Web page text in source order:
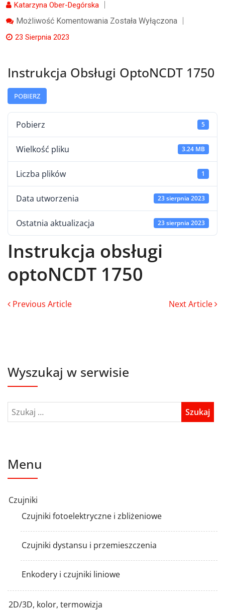
Katarzyna Ober-Degórska
Możliwość Komentowania Instrukcja
Została Wyłączona
23 Sierpnia 2023
Instrukcja Obsługi OptoNCDT 1750
POBIERZ
Pobierz 5
Wielkość pliku 3.24 MB
Liczba plików 1
Data utworzenia 23 sierpnia 2023
Ostatnia aktualizacja 23 sierpnia 2023
Instrukcja obsługi
optoNCDT 1750
Previous Article Next Article
Wyszukaj w serwisie
Menu
Czujniki
Czujniki fotoelektryczne i zbliżeniowe
Czujniki dystansu i przemieszczenia
Enkodery i czujniki liniowe
2D/3D, kolor, termowizja